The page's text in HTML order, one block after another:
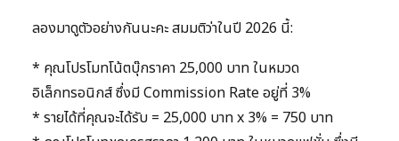
ลองมาดูตัวอย่างกันนะคะ สมมติว่าในปี 2026 นี้:
* คุณโปรโมทโน้ตบุ๊กราคา 25,000 บาท ในหมวด
อิเล็กทรอนิกส์ ซึ่งมี Commission Rate อยู่ที่ 3%
* รายได้ที่คุณจะได้รับ = 25,000 บาท x 3% = 750 บาท